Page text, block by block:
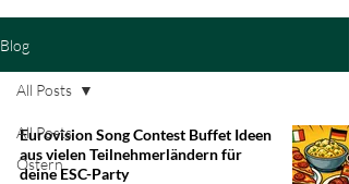
Blog
All Posts
Ostern
All Posts
Eurovision Song Contest Buffet Ideen
aus vielen Teilnehmerländern für
deine ESC-Party